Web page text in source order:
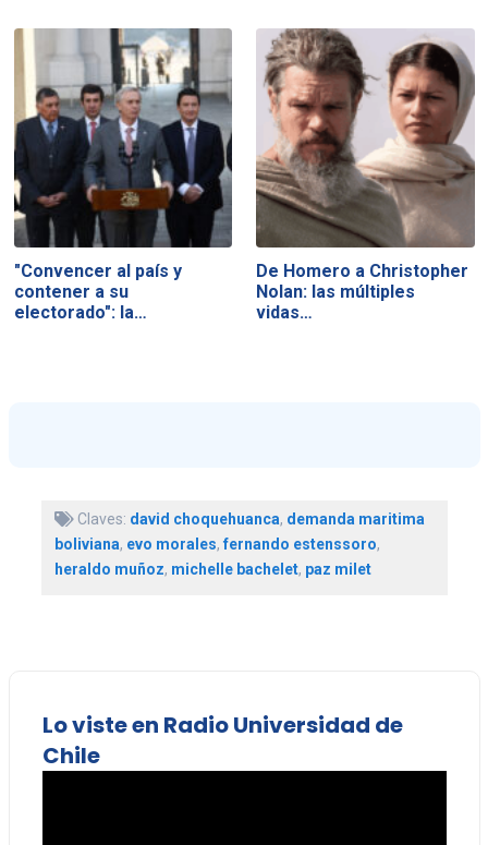
"Convencer al país y
contener a su
electorado": la…
De Homero a Christopher
Nolan: las múltiples
vidas…
Claves: david choquehuanca, demanda maritima
boliviana, evo morales,fernando estenssoro,
heraldo muñoz, michelle bachelet, paz milet
Lo viste en Radio Universidad de
Chile